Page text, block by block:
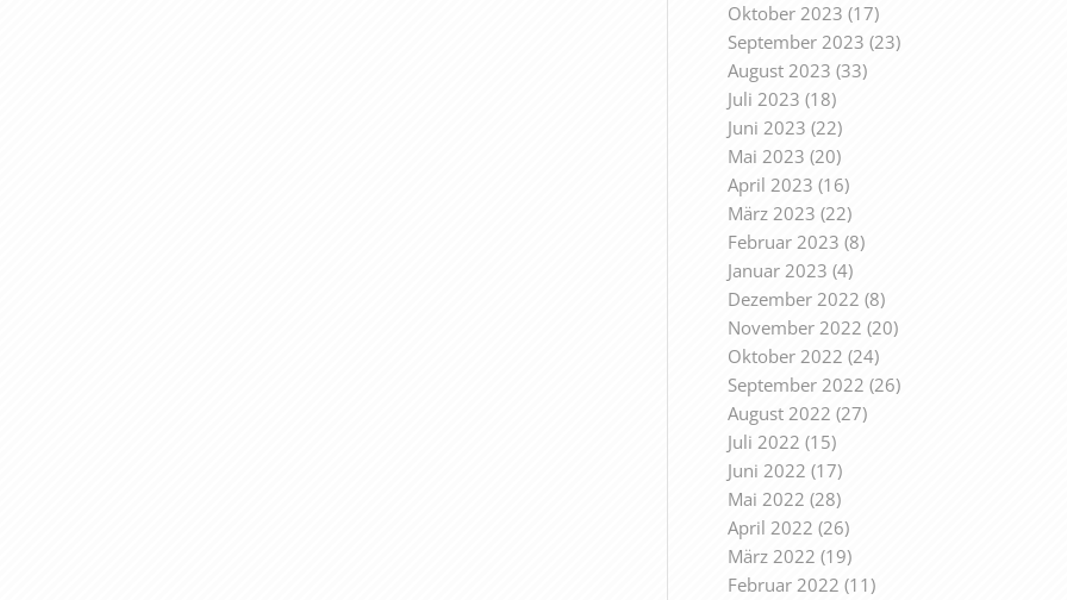
Oktober 2023 (17)
September 2023 (23)
August 2023 (33)
Juli 2023 (18)
Juni 2023 (22)
Mai 2023 (20)
April 2023 (16)
März 2023 (22)
Februar 2023 (8)
Januar 2023 (4)
Dezember 2022 (8)
November 2022 (20)
Oktober 2022 (24)
September 2022 (26)
August 2022 (27)
Juli 2022 (15)
Juni 2022 (17)
Mai 2022 (28)
April 2022 (26)
März 2022 (19)
Februar 2022 (11)